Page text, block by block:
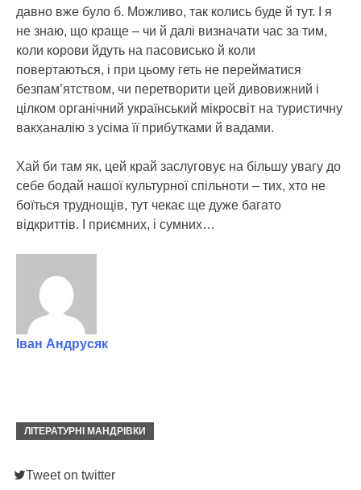
давно вже було б. Можливо, так колись буде й тут. І я
не знаю, що краще – чи й далі визначати час за тим,
коли корови йдуть на пасовисько й коли
повертаються, і при цьому геть не перейматися
безпам’ятством, чи перетворити цей дивовижний і
цілком органічний український мікросвіт на туристичну
вакханалію з усіма її прибутками й вадами.
Хай би там як, цей край заслуговує на більшу увагу до
себе бодай нашої культурної спільноти – тих, хто не
боїться труднощів, тут чекає ще дуже багато
відкриттів. І приємних, і сумних…
Іван Андрусяк
ЛІТЕРАТУРНІ МАНДРІВКИ
Tweet on twitter